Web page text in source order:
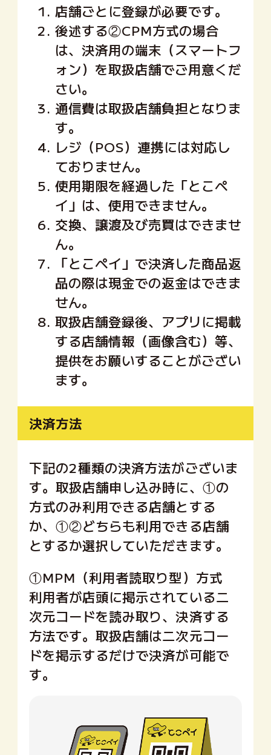
1. 店舗ごとに登録が必要です。
2. 後述する②CPM方式の場合
は、決済用の端末（スマートフ
ォン）を取扱店舗でご用意くだ
さい。
3. 通信費は取扱店舗負担となりま
す。
4. レジ（POS）連携には対応し
ておりません。
5. 使用期限を経過した「とこペ
イ」は、使用できません。
6. 交換、譲渡及び売買はできませ
ん。
7.
「とこペイ」で決済した商品返
品の際は現金での返金はできま
せん。
8. 取扱店舗登録後、アプリに掲載
する店舗情報（画像含む）等、
提供をお願いすることがござい
ます。
決済方法
下記の2種類の決済方法がございま
す。取扱店舗申し込み時に、①の
方式のみ利用できる店舗とする
か、①②どちらも利用できる店舗
とするか選択していただきます。
①MPM（利用者読取り型）方式
利用者が店頭に掲示されている二
次元コードを読み取り、決済する
方法です。取扱店舗は二次元コー
ドを掲示するだけで決済が可能で
す。